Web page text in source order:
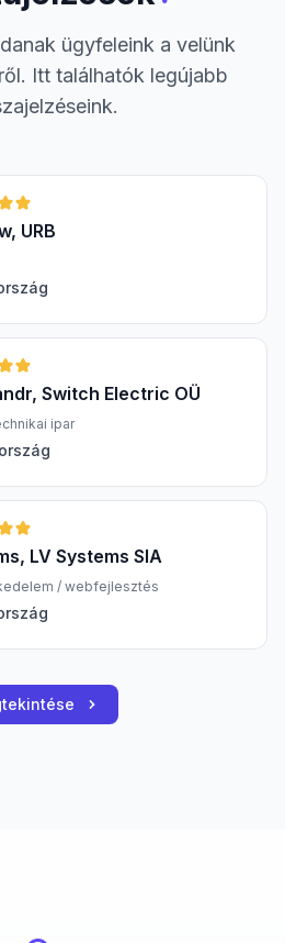
ügyfeleink a velünk
Itt találhatók legújabb
URB
Switch Electric OÜ
ipar
LV Systems SIA
/ webfejlesztés